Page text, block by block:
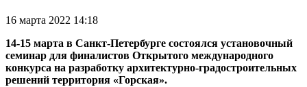
16 марта 2022 14:18
14-15 марта в Санкт-Петербурге состоялся установочный
семинар для финалистов Открытого международного
конкурса на разработку архитектурно-градостроительных
решений территория «Горская».